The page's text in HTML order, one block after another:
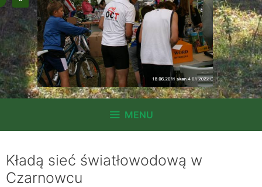
MENU
Kładą sieć światłowodową w
Czarnowcu